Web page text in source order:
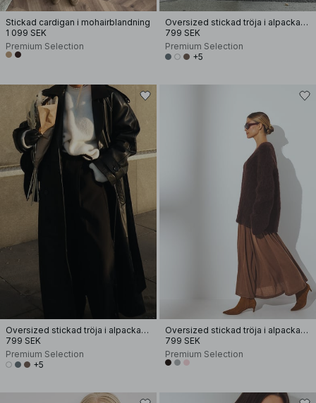
Stickad cardigan i mohairblandning
1 099 SEK
Premium Selection
Oversized stickad tröja i alpackamix
799 SEK
Premium Selection
+5
Oversized stickad tröja i alpackamix
799 SEK
Premium Selection
+5
Oversized stickad tröja i alpackamix med rund halsringning
799 SEK
Premium Selection